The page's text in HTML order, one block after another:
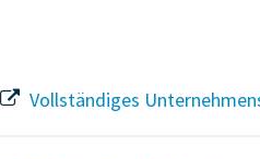
Vollständiges